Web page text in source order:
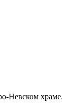
Невском